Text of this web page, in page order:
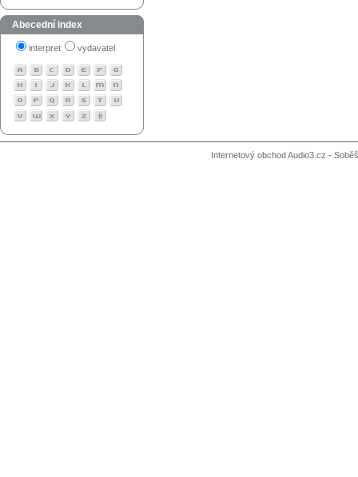
Abecední index
interpret vydavatel
Internetový obchod Audio3.cz -